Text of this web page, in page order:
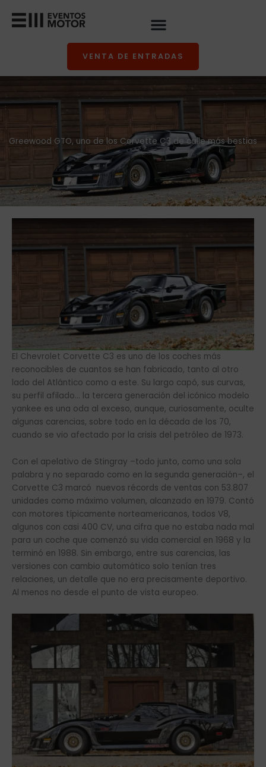
VENTA DE ENTRADAS
Greewood GTO, uno de los Corvette C3 de calle más bestias
El Chevrolet Corvette C3 es uno de los coches más
reconocibles de cuantos se han fabricado, tanto al otro
lado del Atlántico como a este. Su largo capó, sus curvas,
su perfil afilado… la tercera generación del icónico modelo
yankee es una oda al exceso, aunque, curiosamente, oculte
algunas carencias, sobre todo en la década de los 70,
cuando se vio afectado por la crisis del petróleo de 1973.
Con el apelativo de Stingray –todo junto, como una sola
palabra y no separado como en la segunda generación–, el
Corvette C3 marcó nuevos récords de ventas con 53.807
unidades como máximo volumen, alcanzado en 1979. Contó
con motores típicamente norteamericanos, todos V8,
algunos con casi 400 CV, una cifra que no estaba nada mal
para un coche que comenzó su vida comercial en 1968 y la
terminó en 1988. Sin embargo, entre sus carencias, las
versiones con cambio automático solo tenían tres
relaciones, un detalle que no era precisamente deportivo.
Al menos no desde el punto de vista europeo.